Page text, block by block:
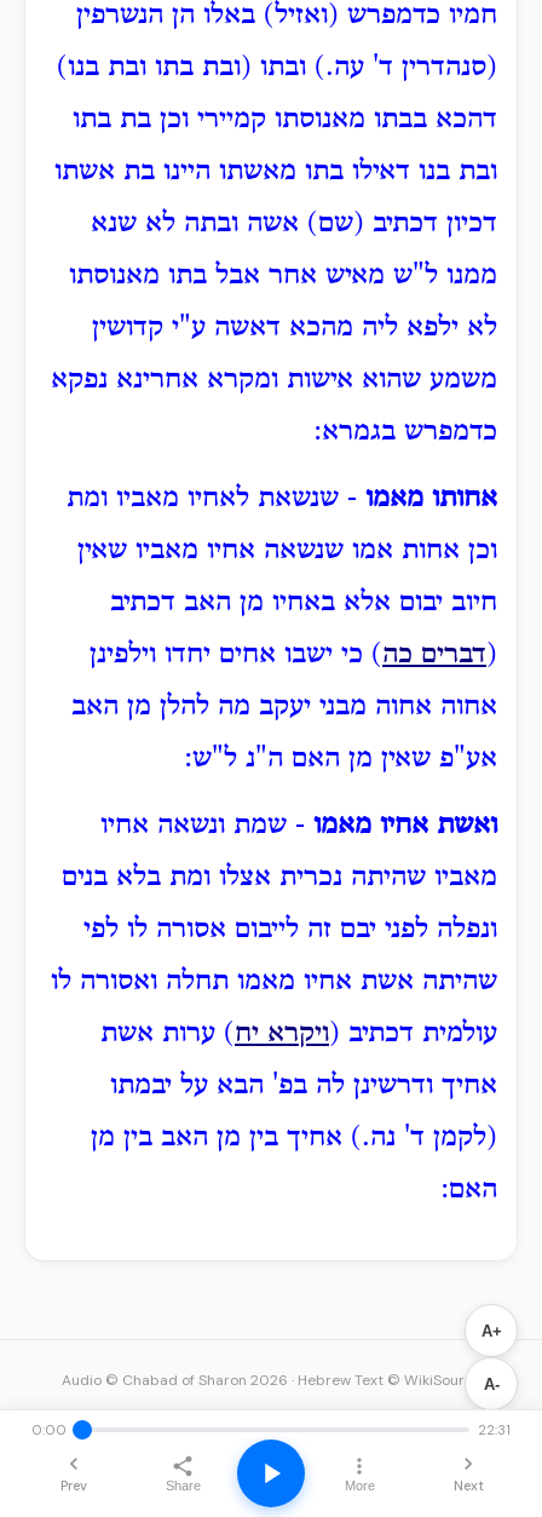
חמיו כדמפרש (ואזיל) באלו הן הנשרפין
(סנהדרין ד' עה.) ובתו (ובת בתו ובת בנו)
דהכא בבתו מאנוסתו קמיירי וכן בת בתו
ובת בנו דאילו בתו מאשתו היינו בת אשתו
דכיון דכתיב (שם) אשה ובתה לא שנא
ממנו ל"ש מאיש אחר אבל בתו מאנוסתו
לא ילפא ליה מהכא דאשה ע"י קדושין
משמע שהוא אישות ומקרא אחרינא נפקא
כדמפרש בגמרא:
אחותו מאמו - שנשאת לאחיו מאביו ומת
וכן אחות אמו שנשאה אחיו מאביו שאין
חיוב יבום אלא באחיו מן האב דכתיב
(דברים כה) כי ישבו אחים יחדו וילפינן
אחוה אחוה מבני יעקב מה להלן מן האב
אע"פ שאין מן האם ה"נ ל"ש:
ואשת אחיו מאמו - שמת ונשאה אחיו
מאביו שהיתה נכרית אצלו ומת בלא בנים
ונפלה לפני יבם זה לייבום אסורה לו לפי
שהיתה אשת אחיו מאמו תחלה ואסורה לו
עולמית דכתיב (ויקרא יח) ערות אשת
אחיך ודרשינן לה בפ' הבא על יבמתו
(לקמן ד' נה.) אחיך בין מן האב בין מן
האם:
A+
A-
0:00 22:31
Prev Share More Next
Audio © Chabad of Sharon 2026 · Hebrew Text © WikiSource